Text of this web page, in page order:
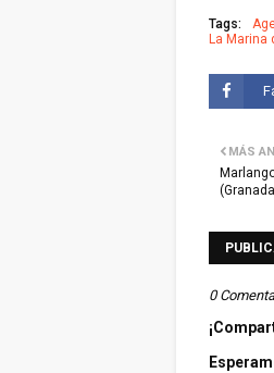
Tags:
La Marina
MÁS
0